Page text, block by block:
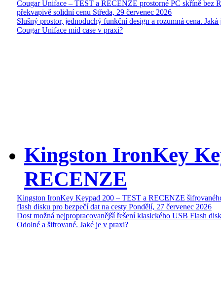
Cougar Uniface – TEST a RECENZE prostorné PC skříně bez
překvapivě solidní cenu Středa, 29 červenec 2026
Slušný prostor, jednoduchý funkční design a rozumná cena. Jaká
Cougar Uniface mid case v praxi?
Kingston IronKey
RECENZE
Kingston IronKey Keypad 200 – TEST a RECENZE
flash disku pro bezpečí dat na cesty Pondělí, 27 červenec 2026
Dost možná nejpropracovanější řešení klasického USB Flash
Odolné a šifrované. Jaké je v praxi?